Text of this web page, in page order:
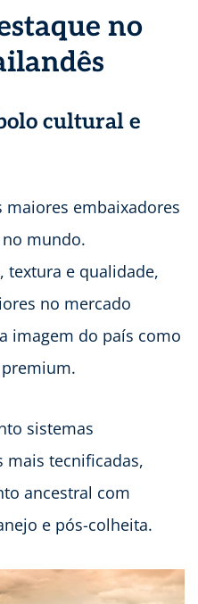
no
cultural e
embaixadores
mundo.
textura e qualidade,
no mercado
imagem do país como
sistemas
mais tecnificadas,
ancestral com
e pós-colheita.